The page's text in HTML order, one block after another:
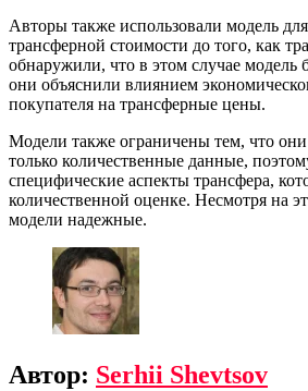
Авторы также использовали модель
трансферной стоимости до того, как
обнаружили, что в этом случае модель
они объяснили влиянием
покупателя на трансферные цены.
Модели также ограничены тем, что
только количественные данные,
специфические аспекты трансфера,
количественной оценке. Несмотря на
модели надежные.
Автор: Serhii Shevtsov